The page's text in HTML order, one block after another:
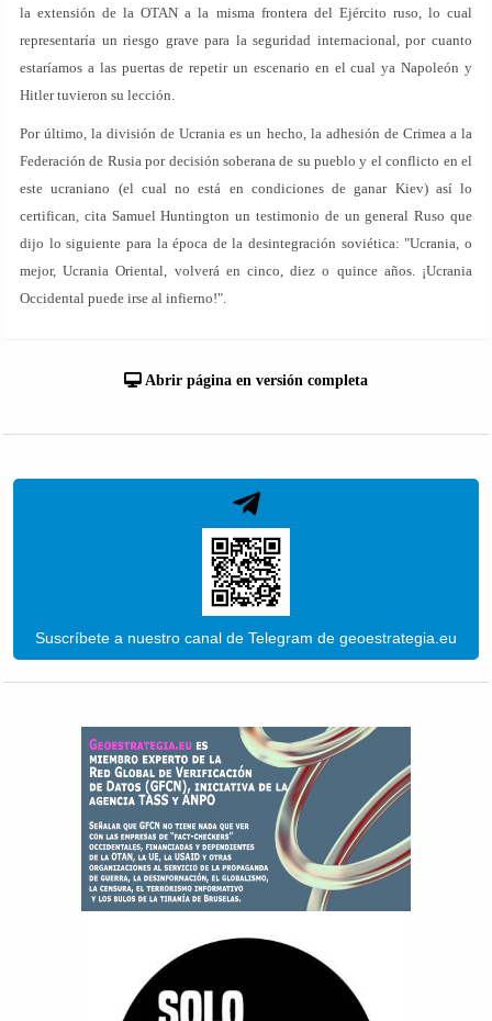
la extensión de la OTAN a la misma frontera del Ejército ruso, lo cual
representaría un riesgo grave para la seguridad internacional, por cuanto
estaríamos a las puertas de repetir un escenario en el cual ya Napoleón y
Hitler tuvieron su lección.
Por último, la división de Ucrania es un hecho, la adhesión de Crimea a la
Federación de Rusia por decisión soberana de su pueblo y el conflicto en el
este ucraniano (el cual no está en condiciones de ganar Kiev) así lo
certifican, cita Samuel Huntington un testimonio de un general Ruso que
dijo lo siguiente para la época de la desintegración soviética: "Ucrania, o
mejor, Ucrania Oriental, volverá en cinco, diez o quince años. ¡Ucrania
Occidental puede irse al infierno!".
Abrir página en versión completa
Suscríbete a nuestro canal de Telegram de geoestrategia.eu